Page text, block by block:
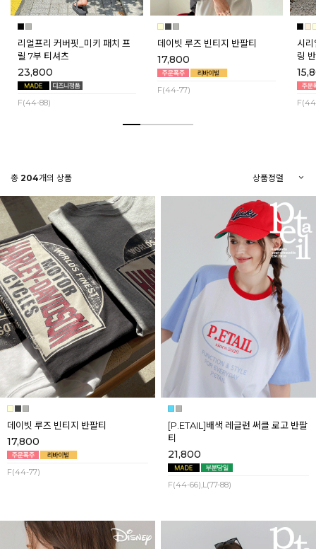
리얼프리 커버핏_미키 패치 프
릴 7부 티셔츠
23,800
F(44-88)
데이빗 루즈 빈티지 반팔티
17,800
F(44-77)
시리
링
매]
총 204개의 상품
데이빗 루즈 빈티지 반팔티
17,800
F(44-77)
[P.ETAIL]배색 레글런 써클 로고 반팔
티
21,800
F(44-66),L(77-88)